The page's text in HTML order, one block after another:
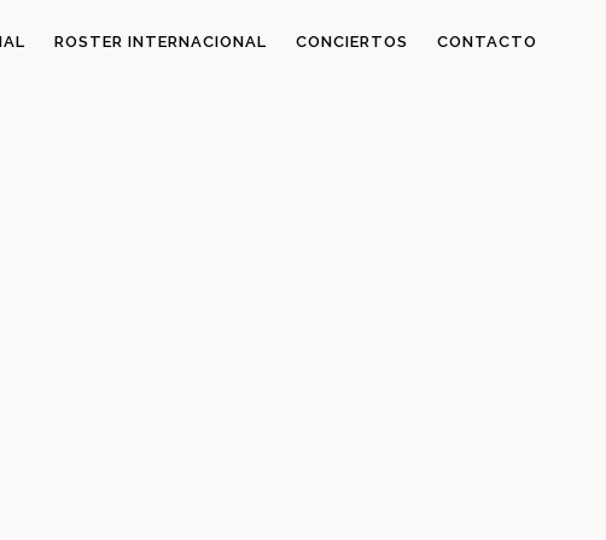
ROSTER INTERNACIONAL CONCIERTOS CONTACTO